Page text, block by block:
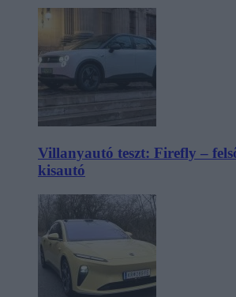
Villanyautó teszt: Firefly –
kisautó